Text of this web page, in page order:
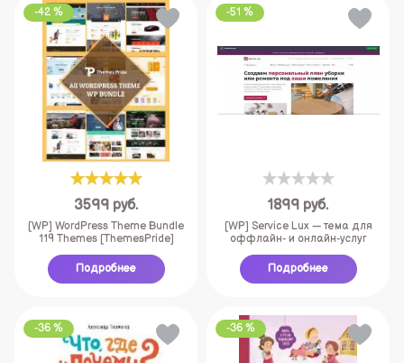
-42 %
3599 руб.
[WP] WordPress Theme Bundle
119 Themes [ThemesPride]
Подробнее
-51 %
1899 руб.
[WP] Service Lux — тема для
оффлайн- и онлайн-услуг
Подробнее
-36 % -36 %